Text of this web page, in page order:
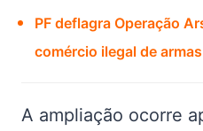
PF deflagra Operação
comércio ilegal de
A ampliação ocorre